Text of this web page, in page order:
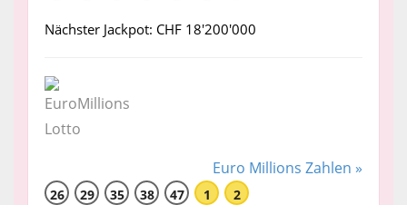
Nächster Jackpot: CHF 18'200'000
Euro Millions Zahlen »
26 29 35 38 47 1 2